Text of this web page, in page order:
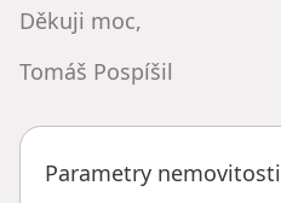
Děkuji moc,
Tomáš Pospíšil
Parametry nemovitosti